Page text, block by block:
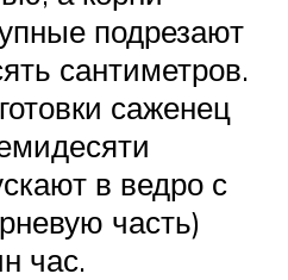
подрезают
сантиметров.
саженец
в ведро с
часть)
час.